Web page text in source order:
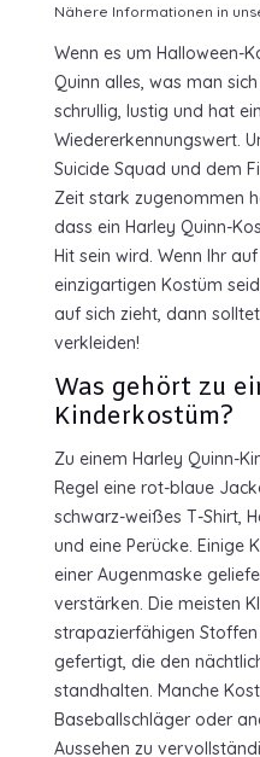
Nähere Informationen in
Wenn es um Halloween-
Quinn alles, was man
schrullig, lustig und hat
Wiedererkennungswert.
Suicide Squad und dem
Zeit stark zugenommen
dass ein Harley Quinn-
Hit sein wird. Wenn Ihr
einzigartigen Kostüm
auf sich zieht, dann
verkleiden!
Was gehört zu
Kinderkostüm?
Zu einem Harley Quinn-
Regel eine rot-blaue
schwarz-weißes T-Shirt,
und eine Perücke. Einige
einer Augenmaske
verstärken. Die meisten
strapazierfähigen
gefertigt, die den
standhalten. Manche
Baseballschläger oder
Aussehen zu